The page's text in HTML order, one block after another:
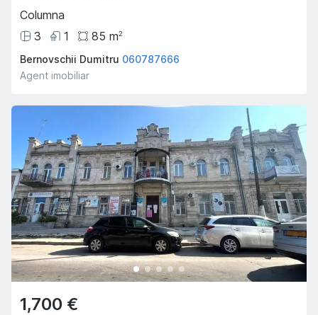
Columna
3
1 85 m2
Bernovschii Dumitru 060787666
Agent imobiliar
1,700 €